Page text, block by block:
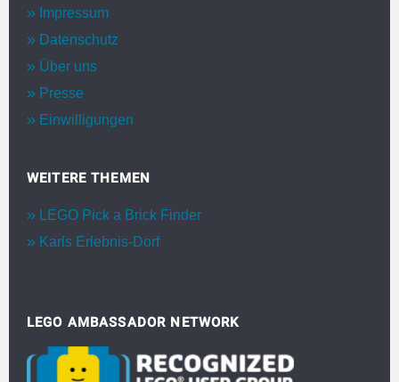
Impressum
Datenschutz
Über uns
Presse
Einwilligungen
WEITERE THEMEN
LEGO Pick a Brick Finder
Karls Erlebnis-Dorf
LEGO AMBASSADOR NETWORK